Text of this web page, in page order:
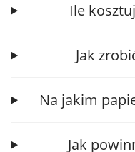
Ile
Jak
Na jakim
Jak